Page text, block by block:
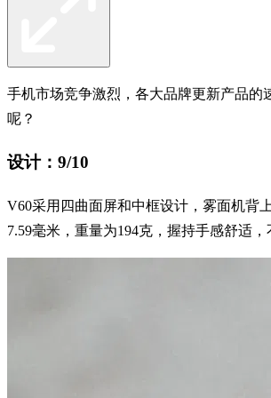
手机市场竞争激烈，各大品牌更新产品
呢？
设计：9/10
V60采用四曲面屏和中框设计，雾面机背
7.59毫米，重量为194克，握持手感舒适，